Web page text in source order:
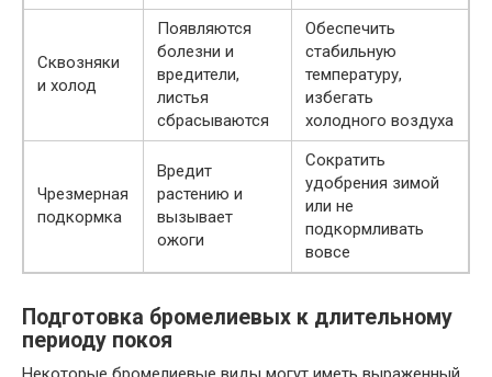
Сквозняки
и холод
Появляются
болезни и
вредители,
листья
сбрасываются
Обеспечить
стабильную
температуру,
избегать
холодного воздуха
Чрезмерная
подкормка
Вредит
растению и
вызывает
ожоги
Сократить
удобрения зимой
или не
подкормливать
вовсе
Подготовка бромелиевых к длительному
периоду покоя